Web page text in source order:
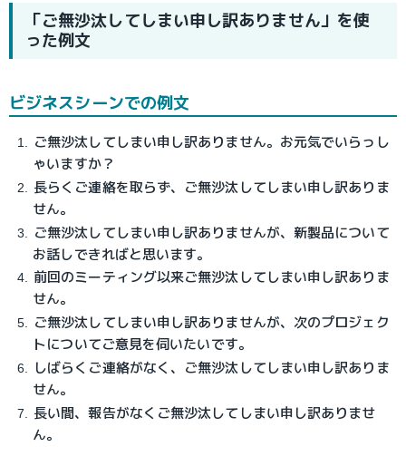
「ご無沙汰してしまい申し訳ありません」を使
った例文
ビジネスシーンでの例文
ご無沙汰してしまい申し訳ありません。お元気でいらっし
ゃいますか？
長らくご連絡を取らず、ご無沙汰してしまい申し訳ありま
せん。
ご無沙汰してしまい申し訳ありませんが、新製品について
お話しできればと思います。
前回のミーティング以来ご無沙汰してしまい申し訳ありま
せん。
ご無沙汰してしまい申し訳ありませんが、次のプロジェク
トについてご意見を伺いたいです。
しばらくご連絡がなく、ご無沙汰してしまい申し訳ありま
せん。
長い間、報告がなくご無沙汰してしまい申し訳ありませ
ん。